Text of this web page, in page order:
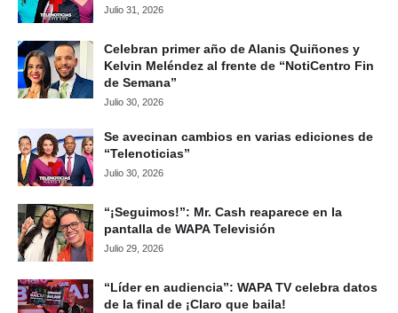
Julio 31, 2026
Celebran primer año de Alanis Quiñones y
Kelvin Meléndez al frente de “NotiCentro Fin
de Semana”
Julio 30, 2026
Se avecinan cambios en varias ediciones de
“Telenoticias”
Julio 30, 2026
“¡Seguimos!”: Mr. Cash reaparece en la
pantalla de WAPA Televisión
Julio 29, 2026
“Líder en audiencia”: WAPA TV celebra datos
de la final de ¡Claro que baila!